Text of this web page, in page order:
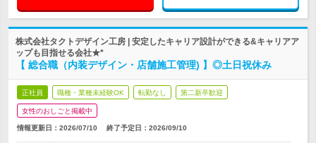
株式会社タクトデザイン工房 | 安定したキャリア設計ができる&キャリアア
ップも目指せる会社★*
【 総合職（内装デザイン・店舗施工管理) 】◎土日祝休み
正社員 職種・業種未経験OK 転勤なし 第二新卒歓迎
女性のおしごと掲載中
情報更新日：2026/07/10 終了予定日： 2026/09/10